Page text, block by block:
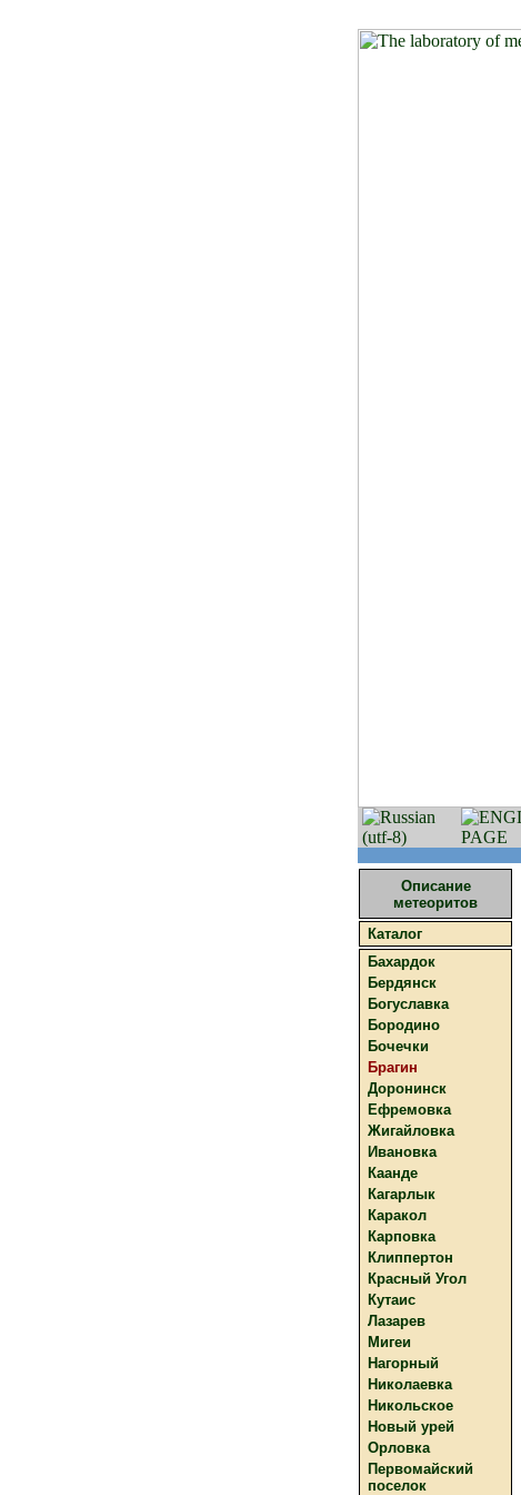
Описание
метеоритов
Каталог
Бахардок
Бердянск
Богуславка
Бородино
Бочечки
Брагин
Доронинск
Ефремовка
Жигайловка
Ивановка
Каанде
Кагарлык
Каракол
Карповка
Клиппертон
Красный Угол
Кутаис
Лазарев
Мигеи
Нагорный
Николаевка
Никольское
Новый урей
Орловка
Первомайский
поселок